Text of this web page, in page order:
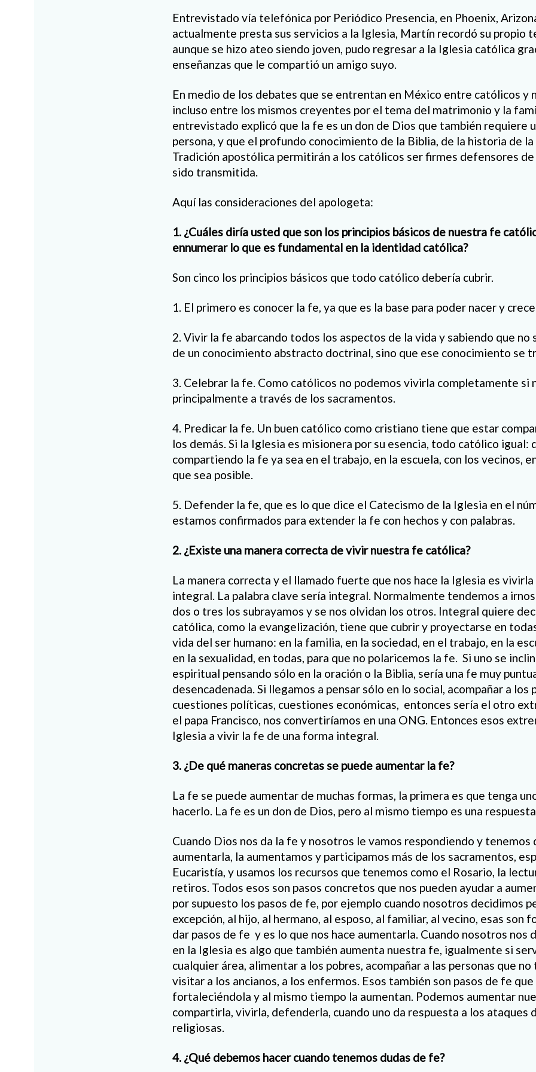
Entrevistado vía telefónica por Periódico Presencia, en Phoenix,
actualmente presta sus servicios a la Iglesia, Martín recordó su propio
aunque se hizo ateo siendo joven, pudo regresar a la Iglesia católica
enseñanzas que le compartió un amigo suyo.
En medio de los debates que se entrentan en México entre católicos y
incluso entre los mismos creyentes por el tema del matrimonio y la
entrevistado explicó que la fe es un don de Dios que también requiere
persona, y que el profundo conocimiento de la Biblia, de la historia de
Tradición apostólica permitirán a los católicos ser firmes defensores
sido transmitida.
Aquí las consideraciones del apologeta:
1. ¿Cuáles diría usted que son los principios básicos de nuestra fe
ennumerar lo que es fundamental en la identidad católica?
Son cinco los principios básicos que todo católico debería cubrir.
1. El primero es conocer la fe, ya que es la base para poder nacer y
2. Vivir la fe abarcando todos los aspectos de la vida y sabiendo que
de un conocimiento abstracto doctrinal, sino que ese conocimiento se
3. Celebrar la fe. Como católicos no podemos vivirla completamente si
principalmente a través de los sacramentos.
4. Predicar la fe. Un buen católico como cristiano tiene que estar
los demás. Si la Iglesia es misionera por su esencia, todo católico igual:
compartiendo la fe ya sea en el trabajo, en la escuela, con los vecinos,
que sea posible.
5. Defender la fe, que es lo que dice el Catecismo de la Iglesia en el
estamos confirmados para extender la fe con hechos y con palabras.
2. ¿Existe una manera correcta de vivir nuestra fe católica?
La manera correcta y el llamado fuerte que nos hace la Iglesia es vivirla
integral. La palabra clave sería integral. Normalmente tendemos a
dos o tres los subrayamos y se nos olvidan los otros. Integral quiere
católica, como la evangelización, tiene que cubrir y proyectarse en
vida del ser humano: en la familia, en la sociedad, en el trabajo, en la
en la sexualidad, en todas, para que no polaricemos la fe. Si uno se
espiritual pensando sólo en la oración o la Biblia, sería una fe muy
desencadenada. Si llegamos a pensar sólo en lo social, acompañar a los
cuestiones políticas, cuestiones económicas, entonces sería el otro
el papa Francisco, nos convertiríamos en una ONG. Entonces esos
Iglesia a vivir la fe de una forma integral.
3. ¿De qué maneras concretas se puede aumentar la fe?
La fe se puede aumentar de muchas formas, la primera es que tenga
hacerlo. La fe es un don de Dios, pero al mismo tiempo es una
Cuando Dios nos da la fe y nosotros le vamos respondiendo y tenemos
aumentarla, la aumentamos y participamos más de los sacramentos,
Eucaristía, y usamos los recursos que tenemos como el Rosario, la
retiros. Todos esos son pasos concretos que nos pueden ayudar a
por supuesto los pasos de fe, por ejemplo cuando nosotros decidimos
excepción, al hijo, al hermano, al esposo, al familiar, al vecino, esas son
dar pasos de fe y es lo que nos hace aumentarla. Cuando nosotros nos
en la Iglesia es algo que también aumenta nuestra fe, igualmente si
cualquier área, alimentar a los pobres, acompañar a las personas que
visitar a los ancianos, a los enfermos. Esos también son pasos de fe que
fortaleciéndola y al mismo tiempo la aumentan. Podemos aumentar
compartirla, vivirla, defenderla, cuando uno da respuesta a los ataques
religiosas.
4. ¿Qué debemos hacer cuando tenemos dudas de fe?